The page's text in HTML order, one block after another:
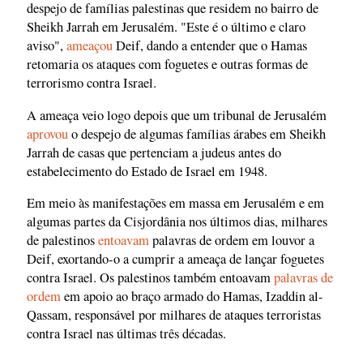
despejo de famílias palestinas que residem no bairro de
Sheikh Jarrah em Jerusalém. "Este é o último e claro
aviso",ameaçouDeif, dando a entender que o Hamas
retomaria os ataques com foguetes e outras formas de
terrorismo contra Israel.
A ameaça veio logo depois que um tribunal de Jerusalém
aprovouo despejo de algumas famílias árabes em Sheikh
Jarrah de casas que pertenciam a judeus antes do
estabelecimento do Estado de Israel em 1948.
Em meio às manifestações em massa em Jerusalém e em
algumas partes da Cisjordânia nos últimos dias, milhares
de palestinosentoavampalavras de ordem em louvor a
Deif, exortando-o a cumprir a ameaça de lançar foguetes
contra Israel. Os palestinos também entoavampalavras de
ordemem apoio ao braço armado do Hamas, Izaddin al-
Qassam, responsável por milhares de ataques terroristas
contra Israel nas últimas três décadas.